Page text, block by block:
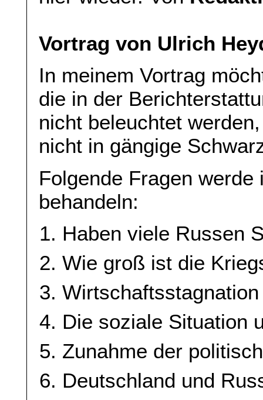
Vortrag von Ulrich
In meinem Vortrag
die in der
nicht beleuchtet
nicht in gängige
Folgende Fragen
behandeln:
Haben viele Russen
Wie groß ist die
Die soziale Situation
Zunahme der
Deutschland und